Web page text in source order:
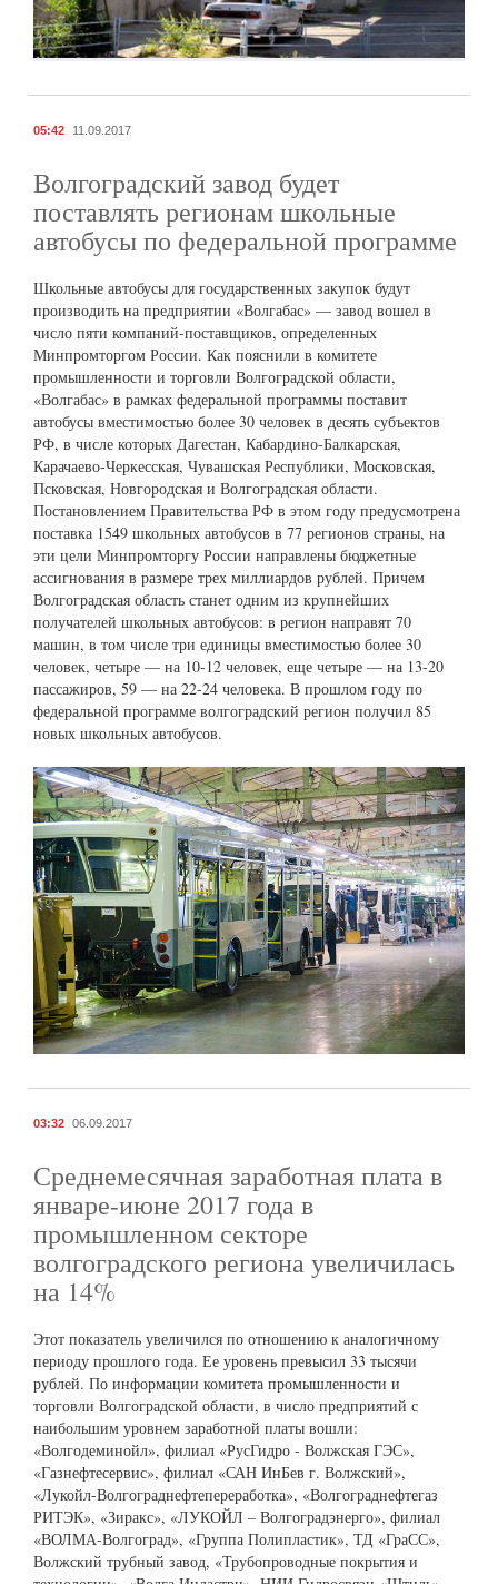
05:42 11.09.2017
Волгоградский завод будет
поставлять регионам школьные
автобусы по федеральной программе
Школьные автобусы для государственных закупок будут
производить на предприятии «Волгабас» — завод вошел в
число пяти компаний-поставщиков, определенных
Минпромторгом России. Как пояснили в комитете
промышленности и торговли Волгоградской области,
«Волгабас» в рамках федеральной программы поставит
автобусы вместимостью более 30 человек в десять субъектов
РФ, в числе которых Дагестан, Кабардино-Балкарская,
Карачаево-Черкесская, Чувашская Республики, Московская,
Псковская, Новгородская и Волгоградская области.
Постановлением Правительства РФ в этом году предусмотрена
поставка 1549 школьных автобусов в 77 регионов страны, на
эти цели Минпромторгу России направлены бюджетные
ассигнования в размере трех миллиардов рублей. Причем
Волгоградская область станет одним из крупнейших
получателей школьных автобусов: в регион направят 70
машин, в том числе три единицы вместимостью более 30
человек, четыре — на 10-12 человек, еще четыре — на 13-20
пассажиров, 59 — на 22-24 человека. В прошлом году по
федеральной программе волгоградский регион получил 85
новых школьных автобусов.
03:32 06.09.2017
Среднемесячная заработная плата в
январе-июне 2017 года в
промышленном секторе
волгоградского региона увеличилась
на 14%
Этот показатель увеличился по отношению к аналогичному
периоду прошлого года. Ее уровень превысил 33 тысячи
рублей. По информации комитета промышленности и
торговли Волгоградской области, в число предприятий с
наибольшим уровнем заработной платы вошли:
«Волгодеминойл», филиал «РусГидро - Волжская ГЭС»,
«Газнефтесервис», филиал «САН ИнБев г. Волжский»,
«Лукойл-Волгограднефтепереработка», «Волгограднефтегаз
РИТЭК», «Зиракс», «ЛУКОЙЛ – Волгоградэнерго», филиал
«ВОЛМА-Волгоград», «Группа Полипластик», ТД «ГраСС»,
Волжский трубный завод, «Трубопроводные покрытия и